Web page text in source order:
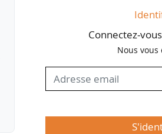
Connectez-
Nous vous